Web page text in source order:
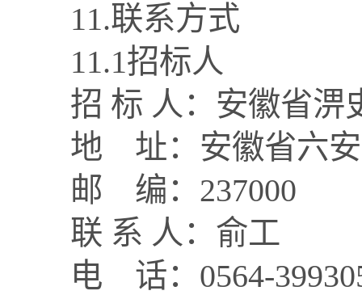
11.联系方式
11.1招标人
招 标 人：安徽省淠
地
址：安徽省六
邮
编： 237000
联 系 人： 俞工
电
话： 0564-